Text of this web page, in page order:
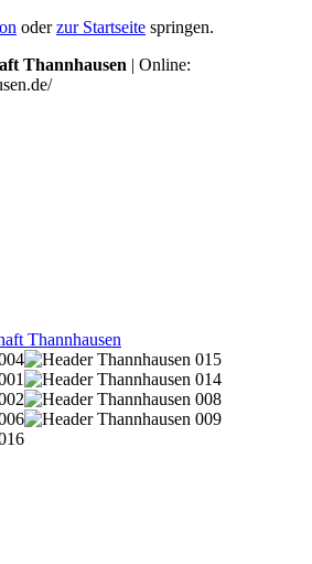
oderzur Startseite springen.
Thannhausen | Online: